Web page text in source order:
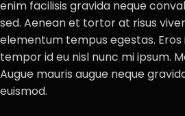
enim facilisis gravida neque
sed. Aenean et tortor at risus
elementum tempus egestas.
tempor id eu nisl nunc mi ipsum.
Augue mauris augue neque
euismod.